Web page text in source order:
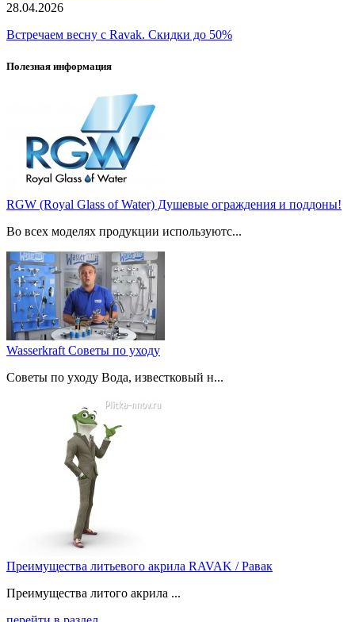
28.04.2026
Встречаем весну с Ravak. Скидки до 50%
Полезная информация
RGW (Royal Glass of Water) Душевые ограждения и поддоны!
Во всех моделях продукции используютс...
Wasserkraft Советы по уходу
Советы по уходу Вода, известковый н...
Преимущества литьевого акрила RAVAK / Равак
Преимущества литого акрила ...